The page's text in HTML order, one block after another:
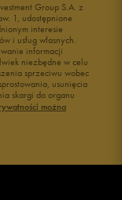
0%
Group S.A. z
1, udostępnione
interesie
i usług własnych.
informacji
niezbędne w celu
sprzeciwu wobec
usunięcia
skargi do organu
można